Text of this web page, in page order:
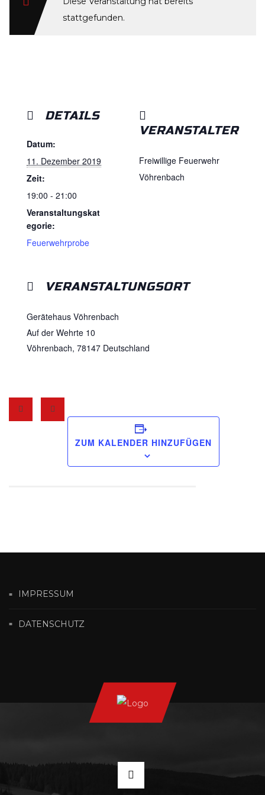
stattgefunden.
DETAILS
Datum:
11. Dezember 2019
Zeit:
19:00 - 21:00
Veranstaltungskat
egorie:
Feuerwehrprobe
VERANSTALTUNGSORT
Gerätehaus Vöhrenbach
Auf der Wehrte 10
Vöhrenbach, 78147 Deutschland
VERANSTALTER
Freiwillige Feuerwehr
Vöhrenbach
ZUM KALENDER HINZUFÜGEN
IMPRESSUM
DATENSCHUTZ